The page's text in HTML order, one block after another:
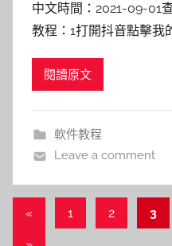
中文時間：2021-09-01
教程：1打開抖音點擊我
閱讀原文
軟件教程
Leave a comment
文
章
«Previous
1 2 3